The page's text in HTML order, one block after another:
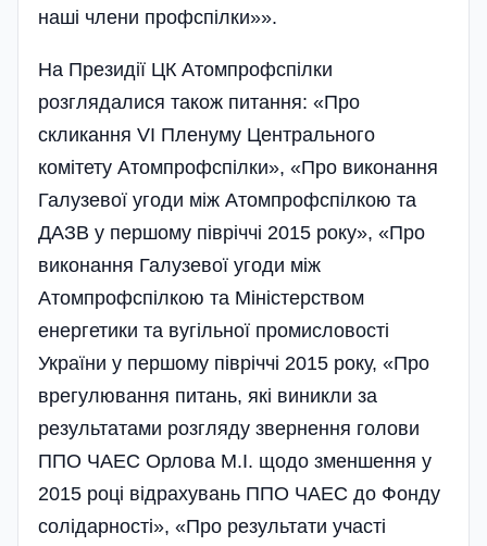
наші члени профспілки»».
На Президії ЦК Атомпрофспілки
розглядалися також питання: «Про
скликання VI Пленуму Центрального
комітету Атомпрофспілки», «Про виконання
Галузевої угоди між Атомпрофспілкою та
ДАЗВ у першому півріччі 2015 року», «Про
виконання Галузевої угоди між
Атомпрофспілкою та Міністерством
енергетики та вугільної промисловості
України у першому півріччі 2015 року, «Про
врегулювання питань, які виникли за
результатами розгляду звернення голови
ППО ЧАЕС Орлова М.І. щодо зменшення у
2015 році відрахувань ППО ЧАЕС до Фонду
солідарності», «Про результати участі